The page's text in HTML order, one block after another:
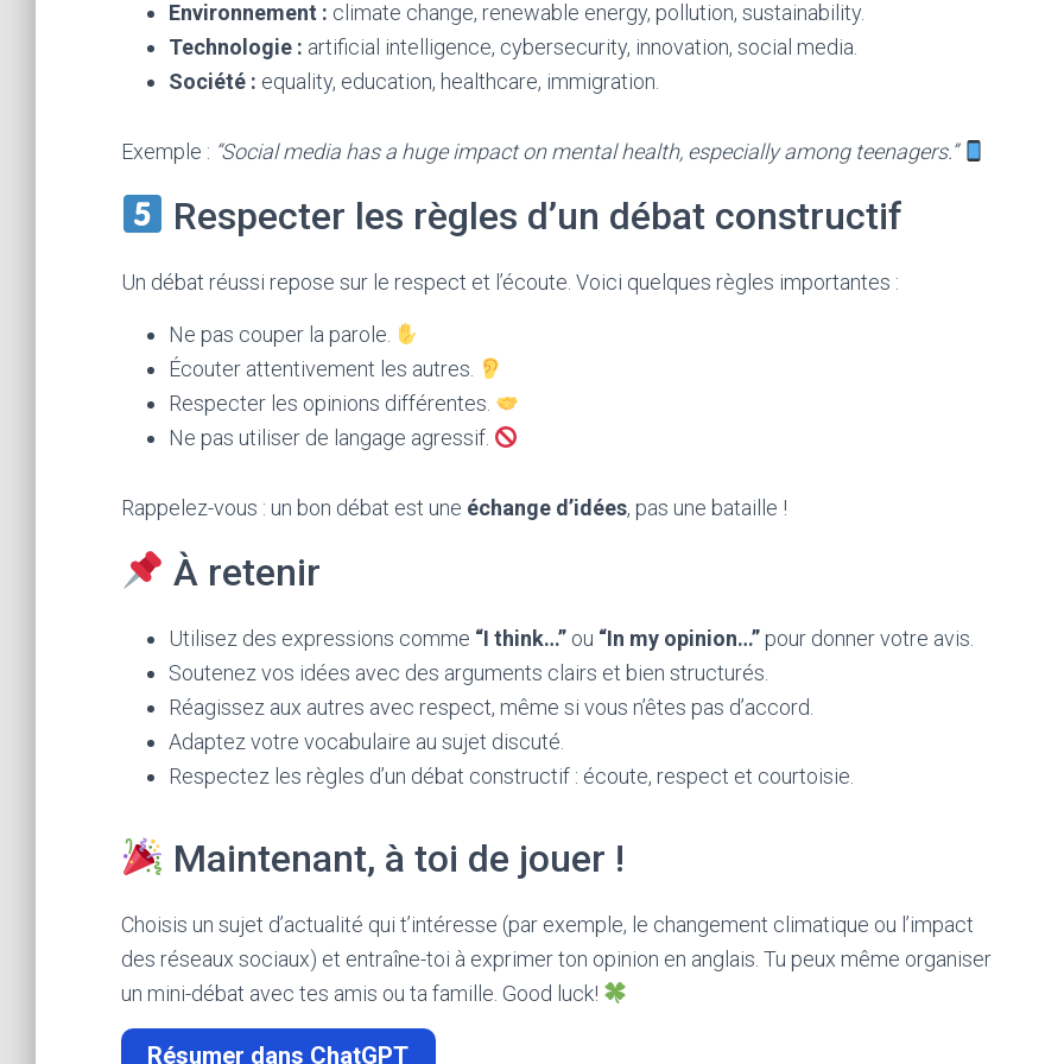
Environnement : climate change, renewable energy, pollution, sustainability.
Technologie : artificial intelligence, cybersecurity, innovation, social media.
Société : equality, education, healthcare, immigration.
Exemple : “Social media has a huge impact on mental health, especially among teenagers.”
Respecter les règles d’un débat constructif
Un débat réussi repose sur le respect et l’écoute. Voici quelques règles importantes :
Ne pas couper la parole.
Écouter attentivement les autres.
Respecter les opinions différentes.
Ne pas utiliser de langage agressif.
Rappelez-vous : un bon débat est une échange d’idées, pas une bataille !
À retenir
Utilisez des expressions comme “I think…” ou “In my opinion…” pour donner votre avis.
Soutenez vos idées avec des arguments clairs et bien structurés.
Réagissez aux autres avec respect, même si vous n’êtes pas d’accord.
Adaptez votre vocabulaire au sujet discuté.
Respectez les règles d’un débat constructif : écoute, respect et courtoisie.
Maintenant, à toi de jouer !
Choisis un sujet d’actualité qui t’intéresse (par exemple, le changement climatique ou l’impact
des réseaux sociaux) et entraîne-toi à exprimer ton opinion en anglais. Tu peux même organiser
un mini-débat avec tes amis ou ta famille. Good luck!
Résumer dans ChatGPT